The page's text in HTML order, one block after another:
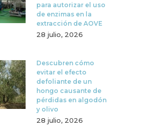
para autorizar el uso
de enzimas en la
extracción de AOVE
28 julio, 2026
Descubren cómo
evitar el efecto
defoliante de un
hongo causante de
pérdidas en algodón
y olivo
28 julio, 2026